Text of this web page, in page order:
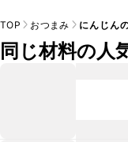
TOP おつまみ にんじん
同じ材料の人